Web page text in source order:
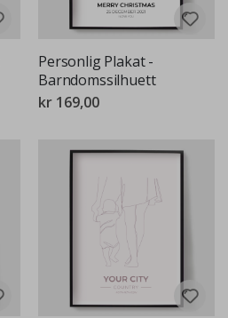
Personlig Plakat -
Barndomssilhuett
kr 169,00